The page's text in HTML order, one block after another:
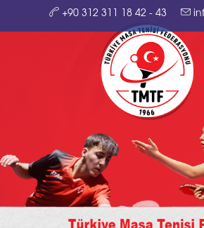
+90 312 311 18 42 - 43